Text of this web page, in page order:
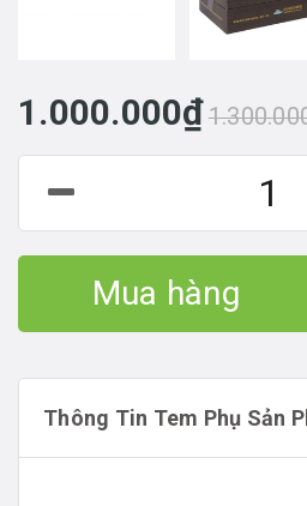
1.000.000₫
Mua hàng
Thông Tin Tem Phụ Sản